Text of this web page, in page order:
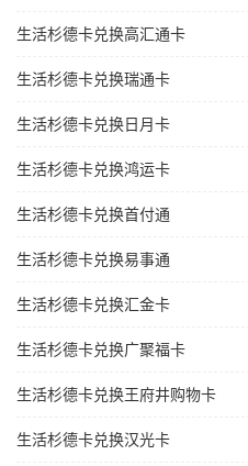
生活杉德卡兑换高汇通卡
生活杉德卡兑换瑞通卡
生活杉德卡兑换日月卡
生活杉德卡兑换鸿运卡
生活杉德卡兑换首付通
生活杉德卡兑换易事通
生活杉德卡兑换汇金卡
生活杉德卡兑换广聚福卡
生活杉德卡兑换王府井购物卡
生活杉德卡兑换汉光卡